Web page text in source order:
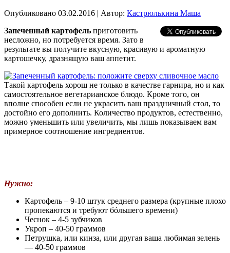
Опубликовано 03.02.2016 | Автор: Кастрюлькина Маша
Запеченный картофель приготовить
несложно, но потребуется время. Зато в
результате вы получите вкусную, красивую и ароматную
картошечку, дразнящую ваш аппетит.
Такой картофель хорош не только в качестве гарнира, но и как
самостоятельное вегетарианское блюдо. Кроме того, он
вполне способен если не украсить ваш праздничный стол, то
достойно его дополнить. Количество продуктов, естественно,
можно уменьшить или увеличить, мы лишь показываем вам
примерное соотношение ингредиентов.
Нужно:
Картофель – 9-10 штук среднего размера (крупные плохо
пропекаются и требуют бóльшего времени)
Чеснок – 4-5 зубчиков
Укроп – 40-50 граммов
Петрушка, или кинза, или другая ваша любимая зелень
— 40-50 граммов